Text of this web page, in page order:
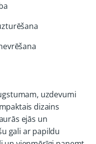
uzdevumi
dizains
ejās un
gali ar papildu